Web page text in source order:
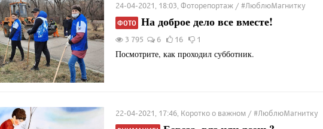
24-04-2021, 18:03, Фоторепортаж / #ЛюблюМагнитку
ФОТО На доброе дело все вместе!
3 795 6 16 1
Посмотрите, как проходил субботник.
22-04-2021, 17:46, Коротко о важном / #ЛюблюМагнитку